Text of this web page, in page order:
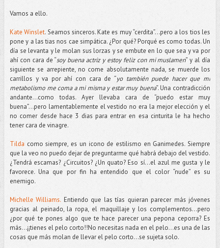
Vamos a ello.
Kate Winslet. Seamos sinceros. Kate es muy “cerdita”...pero a los tios les
pone y a las tias nos cae simpática. ¿Por qué? Porqué es como todas. Un
día se levanta y le molan sus lorzas y se embute en lo que sea y va por
ahí con cara de “soy buena actriz y estoy feliz con mi muslamen” y al día
siguiente se arrepiente, no come absolutamente nada, se muerde los
carrillos y va por ahí con cara de “yo también puede hacer que mi
metabolismo me coma a mi misma y estar muy buena”. Una contradicción
andante...como todas. Ayer llevaba cara de “puedo estar muy
buena”...pero lamentablemente el vestido no era la mejor elección y el
no comer desde hace 3 dias para entrar en esa cinturita le ha hecho
tener cara de vinagre.
Tilda como siempre, es un icono de estilismo en Ganimedes. Siempre
que la veo no puedo dejar de preguntarme qué habrá debajo del vestido.
¿Tendrá escamas? ¿Circuitos? ¿Un quato? Eso sí...el azul me gusta y le
favorece. Una que por fin ha entendido que el color “nude” es su
enemigo.
Michelle Williams. Entiendo que las tías quieran parecer más jóvenes
gracias al peinado, la ropa, el maquillaje y los complementos...pero
¿por qué te pones algo que te hace parecer una pepona ceporra? Es
más...¡¡tienes el pelo corto!!No necesitas nada en el pelo...es una de las
cosas que más molan de llevar el pelo corto...se sujeta solo.